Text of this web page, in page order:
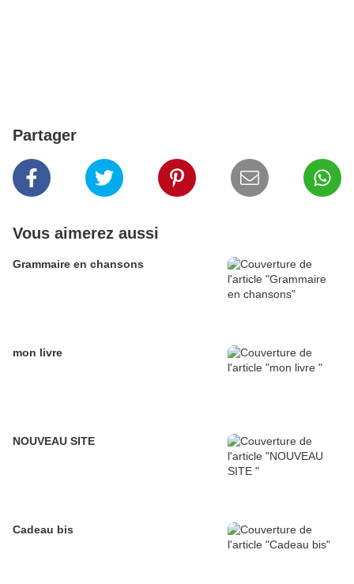
Partager
Vous aimerez aussi
Grammaire en chansons
mon livre
NOUVEAU SITE
Cadeau bis